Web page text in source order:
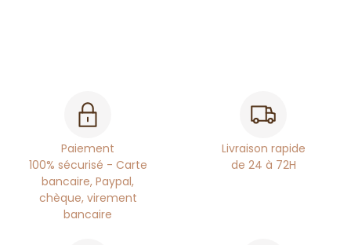
Paiement
100% sécurisé - Carte
bancaire, Paypal,
chèque, virement
bancaire
Livraison rapide
de 24 à 72H